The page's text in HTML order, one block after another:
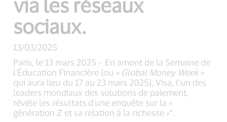
via les réseaux
sociaux.
13/03/2025
Paris, le 13 mars 2025 – En amont de la Semaine de
l'Éducation Financière (ou « Global Money Week »
qui aura lieu du 17 au 23 mars 2025), Visa, l’un des
leaders mondiaux des solutions de paiement,
révèle les résultats d'une enquête sur la «
génération Z et sa relation à la richesse »*.